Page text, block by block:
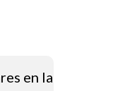
en la